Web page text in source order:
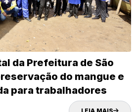
da Prefeitura de São
do mangue e
para trabalhadores
de recicláveis